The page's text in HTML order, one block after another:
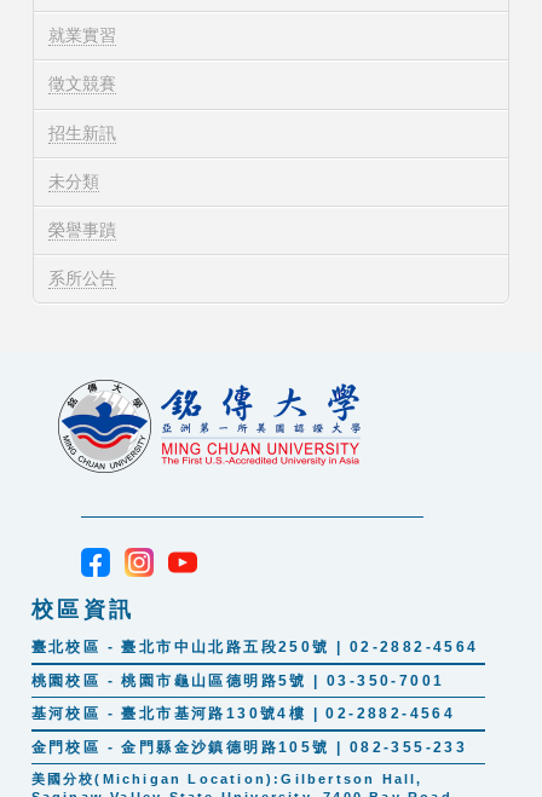
就業實習
徵文競賽
招生新訊
未分類
榮譽事蹟
系所公告
校區資訊
臺北校區 - 臺北市中山北路五段250號 | 02-2882-4564
桃園校區 - 桃園市龜山區德明路5號 | 03-350-7001
基河校區 - 臺北市基河路130號4樓 | 02-2882-4564
金門校區 - 金門縣金沙鎮德明路105號 | 082-355-233
美國分校(Michigan Location):Gilbertson Hall,